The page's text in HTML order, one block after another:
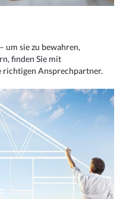
um sie zu bewahren,
finden Sie mit
richtigen Ansprechpartner.